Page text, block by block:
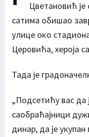
Цветановић
сатима обишао
улице око
Церовића, хероја
Тада је
„Подсетићу вас да
саобраћајници
динар, да је